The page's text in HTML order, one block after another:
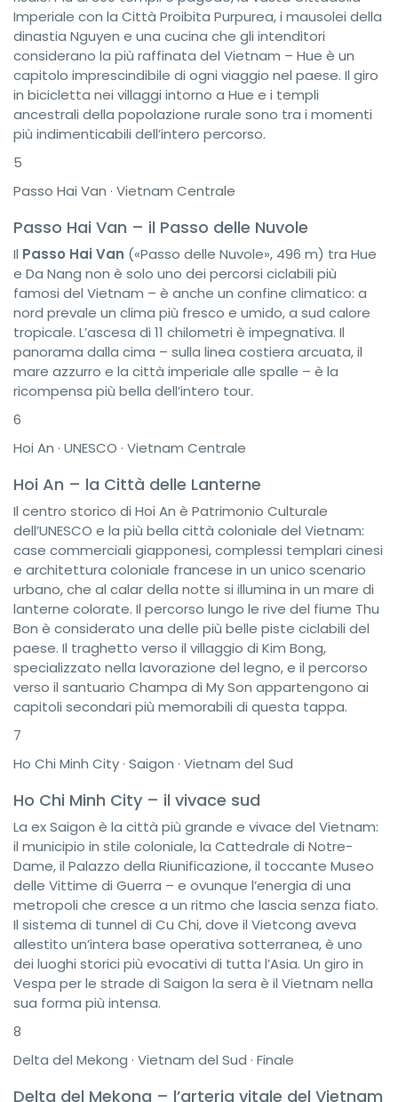
Imperiale con la Città Proibita Purpurea, i mausolei della
dinastia Nguyen e una cucina che gli intenditori
considerano la più raffinata del Vietnam – Hue è un
capitolo imprescindibile di ogni viaggio nel paese. Il giro
in bicicletta nei villaggi intorno a Hue e i templi
ancestrali della popolazione rurale sono tra i momenti
più indimenticabili dell’intero percorso.
5
Passo Hai Van · Vietnam Centrale
Passo Hai Van – il Passo delle Nuvole
Il Passo Hai Van («Passo delle Nuvole», 496 m) tra Hue
e Da Nang non è solo uno dei percorsi ciclabili più
famosi del Vietnam – è anche un confine climatico: a
nord prevale un clima più fresco e umido, a sud calore
tropicale. L’ascesa di 11 chilometri è impegnativa. Il
panorama dalla cima – sulla linea costiera arcuata, il
mare azzurro e la città imperiale alle spalle – è la
ricompensa più bella dell’intero tour.
6
Hoi An · UNESCO · Vietnam Centrale
Hoi An – la Città delle Lanterne
Il centro storico di Hoi An è Patrimonio Culturale
dell’UNESCO e la più bella città coloniale del Vietnam:
case commerciali giapponesi, complessi templari cinesi
e architettura coloniale francese in un unico scenario
urbano, che al calar della notte si illumina in un mare di
lanterne colorate. Il percorso lungo le rive del fiume Thu
Bon è considerato una delle più belle piste ciclabili del
paese. Il traghetto verso il villaggio di Kim Bong,
specializzato nella lavorazione del legno, e il percorso
verso il santuario Champa di My Son appartengono ai
capitoli secondari più memorabili di questa tappa.
7
Ho Chi Minh City · Saigon · Vietnam del Sud
Ho Chi Minh City – il vivace sud
La ex Saigon è la città più grande e vivace del Vietnam:
il municipio in stile coloniale, la Cattedrale di Notre-
Dame, il Palazzo della Riunificazione, il toccante Museo
delle Vittime di Guerra – e ovunque l’energia di una
metropoli che cresce a un ritmo che lascia senza fiato.
Il sistema di tunnel di Cu Chi, dove il Vietcong aveva
allestito un’intera base operativa sotterranea, è uno
dei luoghi storici più evocativi di tutta l’Asia. Un giro in
Vespa per le strade di Saigon la sera è il Vietnam nella
sua forma più intensa.
8
Delta del Mekong · Vietnam del Sud · Finale
Delta del Mekong – l’arteria vitale del Vietnam